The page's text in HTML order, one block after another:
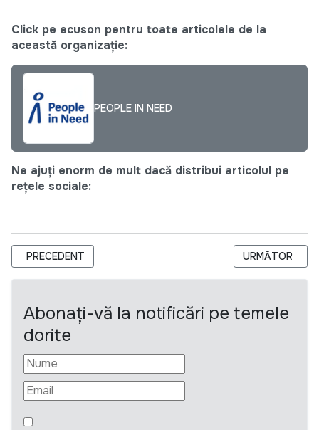
Click pe ecuson pentru toate articolele de la
această organizație:
PEOPLE IN NEED
Ne ajuți enorm de mult dacă distribui articolul pe
rețele sociale:
ARTICOL PRECEDENT: TERMS OF REFERENCE FOR
PRECEDENT ARTICOLUL
URMĂTOR
Abonați-vă la notificări pe temele
dorite